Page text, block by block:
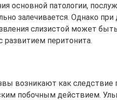
основной патологии,
залечивается. Однако при
слизистой может
развитием перитонита.
возникают как следствие
побочным действием.